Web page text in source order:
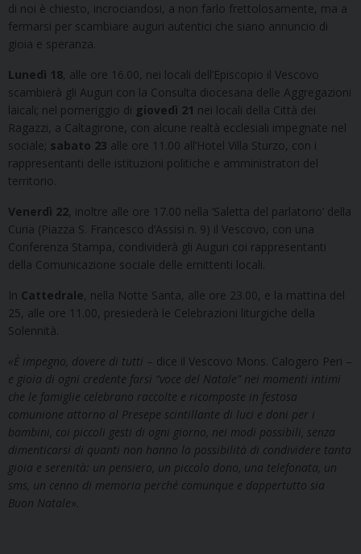
di noi è chiesto, incrociandosi, a non farlo frettolosamente, ma a
fermarsi per scambiare auguri autentici che siano annuncio di
gioia e speranza.
Lunedì 18, alle ore 16.00, nei locali dell’Episcopio il Vescovo
scambierà gli Auguri con la Consulta diocesana delle Aggregazioni
laicali; nel pomeriggio di giovedì 21 nei locali della Città dei
Ragazzi, a Caltagirone, con alcune realtà ecclesiali impegnate nel
sociale; sabato 23 alle ore 11.00 all’Hotel Villa Sturzo, con i
rappresentanti delle istituzioni politiche e amministratori del
territorio.
Venerdì 22, inoltre alle ore 17.00 nella ‘Saletta del parlatorio’ della
Curia (Piazza S. Francesco d’Assisi n. 9) il Vescovo, con una
Conferenza Stampa, condividerà gli Auguri coi rappresentanti
della Comunicazione sociale delle emittenti locali.
In Cattedrale, nella Notte Santa, alle ore 23.00, e la mattina del
25, alle ore 11.00, presiederà le Celebrazioni liturgiche della
Solennità.
«È impegno, dovere di tutti – dice il Vescovo Mons. Calogero Peri –
e gioia di ogni credente farsi “voce del Natale” nei momenti intimi
che le famiglie celebrano raccolte e ricomposte in festosa
comunione attorno al Presepe scintillante di luci e doni per i
bambini, coi piccoli gesti di ogni giorno, nei modi possibili, senza
dimenticarsi di quanti non hanno la possibilità di condividere tanta
gioia e serenità: un pensiero, un piccolo dono, una telefonata, un
sms, un cenno di memoria perché comunque e dappertutto sia
Buon Natale».